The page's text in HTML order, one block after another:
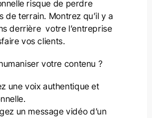
risque de perdre
de terrain. Montrez qu’il y a
derrière votre l’entreprise
vos clients.
votre contenu ?
une voix authentique et
un message vidéo d’un